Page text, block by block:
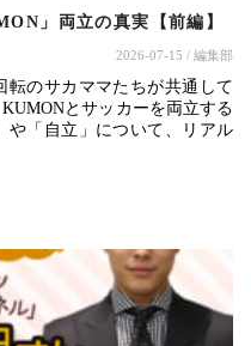
」両立の真実【前編】
2026-07-15 / 編集部
のサカママたちが共通して
とサッカーを両立する
や「自立」について、リアル